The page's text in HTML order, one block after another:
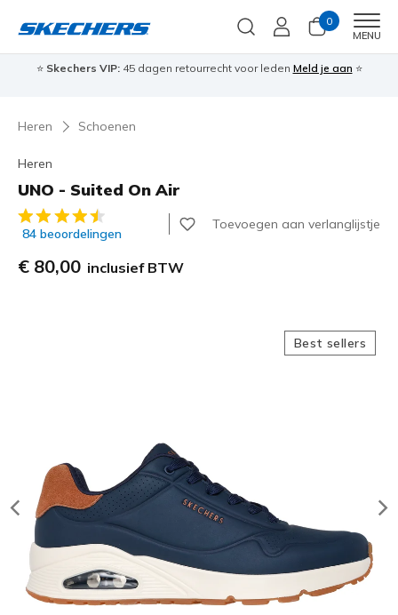
0
MENU
⭐ Skechers VIP:45 dagen retourrecht voor leden Meld je aan ⭐
Heren Schoenen
Heren
UNO - Suited On Air
4,5 van de 5 klantbeoordelingen
84 beoordelingen
Toevoegen aan verlanglijstje
€ 80,00 inclusief BTW
Best sellers